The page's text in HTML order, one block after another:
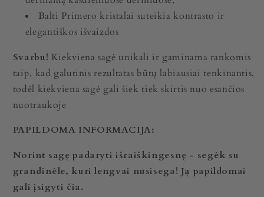
Balti Primero kristalai suteikia kontrasto ir
elegantiškos išvaizdos
Svarbu! Kiekviena sagė unikali ir gaminama rankomis
taip, kad galutinis rezultatas būtų labiausiai tenkinantis,
todėl kiekviena sagė gali šiek tiek skirtis nuo esančios
nuotraukoje
PAPILDOMA INFORMACIJA:
Norint sagę padaryti išraiškingesnę - segėk su
grandinėle, kuri lengvai nusisega! Ją papildomai
gali įsigyti čia.